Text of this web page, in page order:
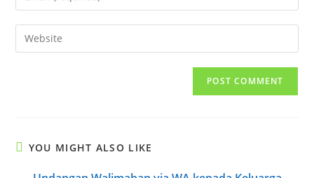
comment
your
email
address
Enter
your
YOU MIGHT ALSO LIKE